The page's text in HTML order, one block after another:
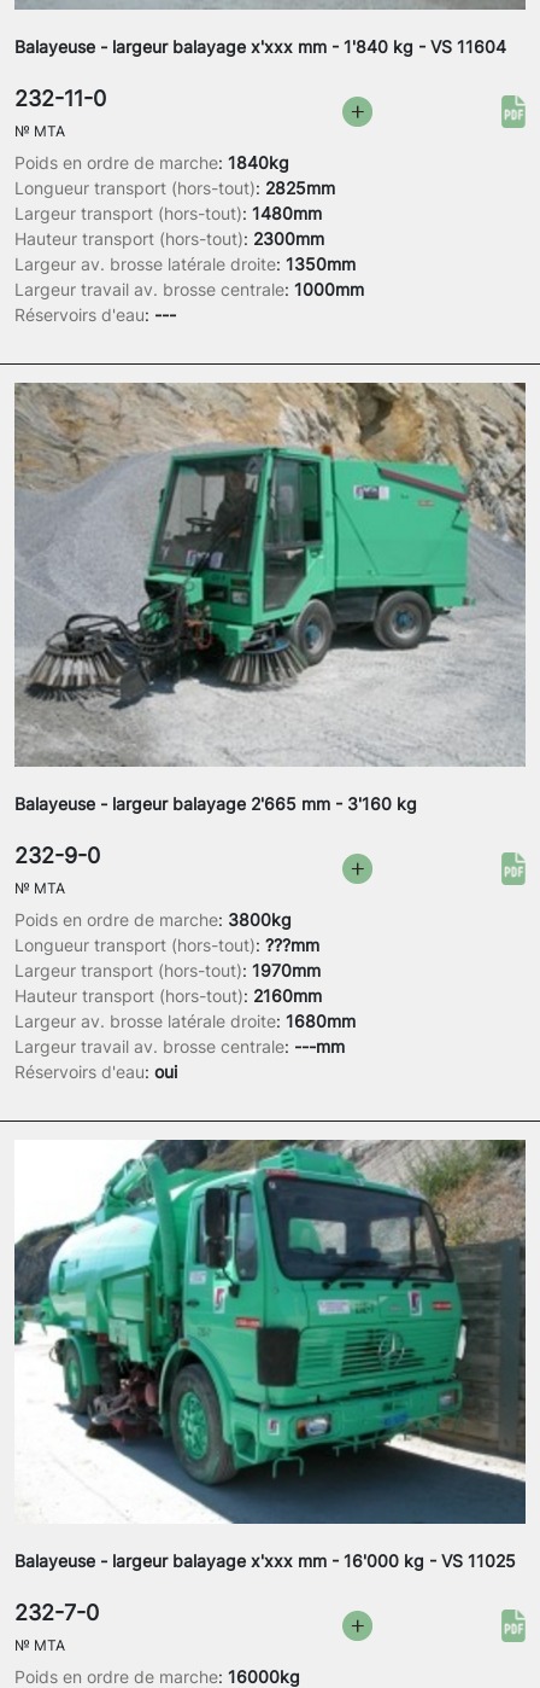
Balayeuse - largeur balayage x'xxx mm - 1'840 kg - VS 11604
Poids en ordre de marche: 1840kg
Longueur transport (hors-tout): 2825mm
Largeur transport (hors-tout): 1480mm
Hauteur transport (hors-tout): 2300mm
Largeur av. brosse latérale droite: 1350mm
Largeur travail av. brosse centrale: 1000mm
Réservoirs d'eau: ---
232-11-0
№ MTA
Balayeuse - largeur balayage 2'665 mm - 3'160 kg
Poids en ordre de marche: 3800kg
Longueur transport (hors-tout): ???mm
Largeur transport (hors-tout): 1970mm
Hauteur transport (hors-tout): 2160mm
Largeur av. brosse latérale droite: 1680mm
Largeur travail av. brosse centrale: ---mm
Réservoirs d'eau: oui
232-9-0
№ MTA
Balayeuse - largeur balayage x'xxx mm - 16'000 kg - VS 11025
Poids en ordre de marche: 16000kg
232-7-0
№ MTA